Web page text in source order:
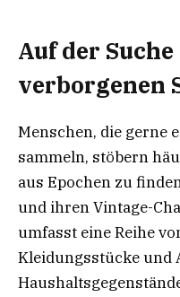
Auf der
verborgenen
Menschen, die gerne
sammeln, stöbern
aus Epochen zu
und ihren Vintage-
umfasst eine Reihe
Kleidungsstücke und